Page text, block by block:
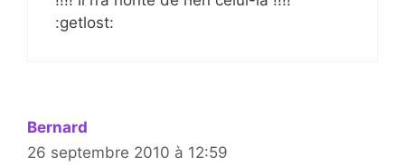
:getlost:
Bernard
26 septembre 2010 à 12:59